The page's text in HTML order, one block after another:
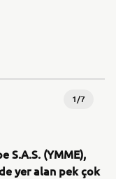
1/7
S.A.S. (YMME),
yer alan pek çok